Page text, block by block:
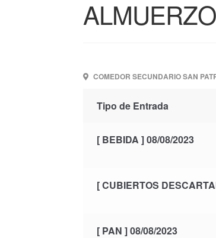
COMEDOR SECUNDARIO SAN
Tipo de Entrada
[ BEBIDA ] 08/08/2023
[ CUBIERTOS
[ PAN ] 08/08/2023